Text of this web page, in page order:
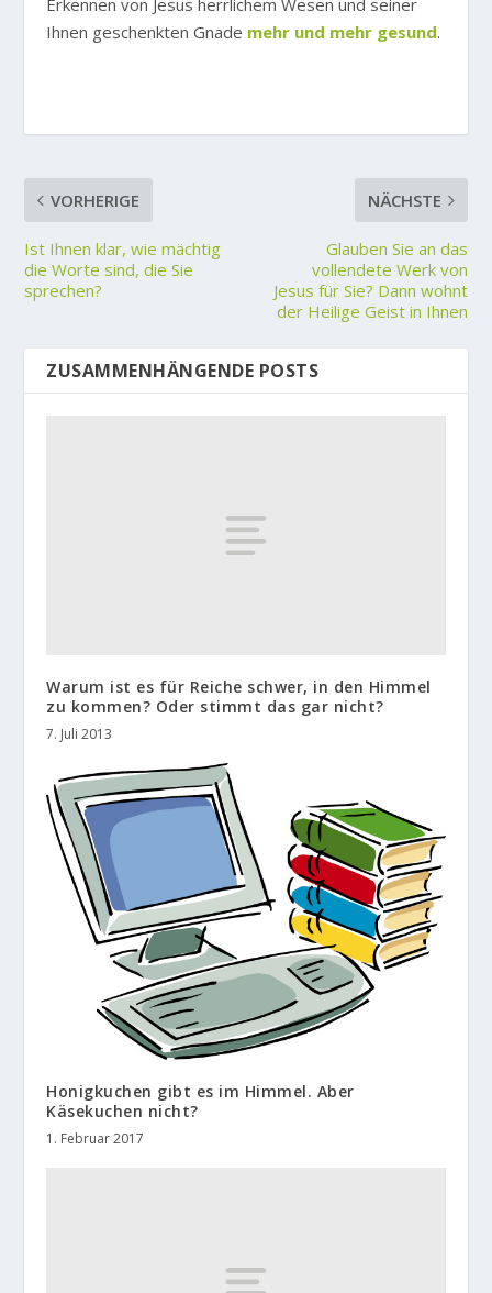
Erkennen von Jesus herrlichem Wesen und seiner
Ihnen geschenkten Gnade mehr und mehr gesund.
VORHERIGE
Ist Ihnen klar, wie mächtig
die Worte sind, die Sie
sprechen?
NÄCHSTE
Glauben Sie an das
vollendete Werk von
Jesus für Sie? Dann wohnt
der Heilige Geist in Ihnen
ZUSAMMENHÄNGENDE POSTS
Warum ist es für Reiche schwer, in den Himmel
zu kommen? Oder stimmt das gar nicht?
7. Juli 2013
Honigkuchen gibt es im Himmel. Aber
Käsekuchen nicht?
1. Februar 2017